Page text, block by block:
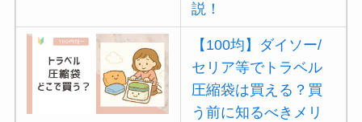
説！
【100均】ダイソー/
セリア等でトラベル
圧縮袋は買える？買
う前に知るべきメリ